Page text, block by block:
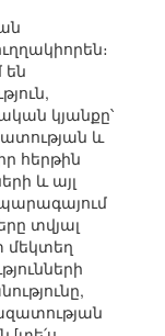
են
կյանքը՝
և
հերթին
և այլ
տվյալ
մեկտեղ